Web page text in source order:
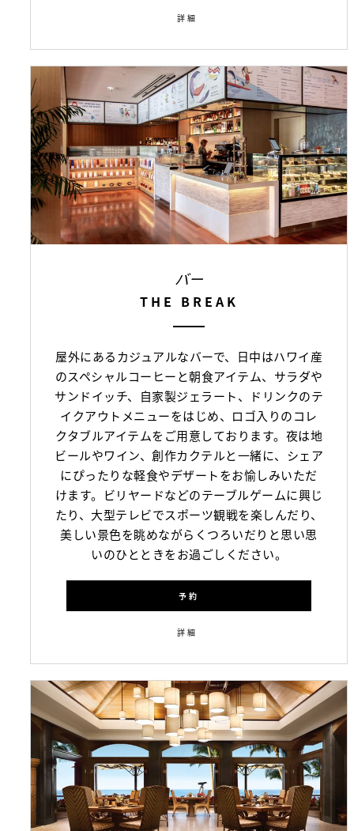
詳細
バー
THE BREAK
屋外にあるカジュアルなバーで、日中はハワイ産
のスペシャルコーヒーと朝食アイテム、サラダや
サンドイッチ、自家製ジェラート、ドリンクのテ
イクアウトメニューをはじめ、ロゴ入りのコレ
クタブルアイテムをご用意しております。夜は地
ビールやワイン、創作カクテルと一緒に、シェア
にぴったりな軽食やデザートをお愉しみいただ
けます。ビリヤードなどのテーブルゲームに興じ
たり、大型テレビでスポーツ観戦を楽しんだり、
美しい景色を眺めながらくつろいだりと思い思
いのひとときをお過ごしください。
予約
詳細